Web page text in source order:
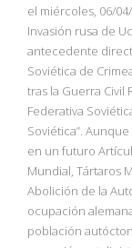
el miércoles, 06/
Invasión rusa de
antecedente
Soviética de
tras la Guerra Civil
Federativa
Soviética”.
en un futuro
Mundial, Tártaros
Abolición de la
ocupación
población